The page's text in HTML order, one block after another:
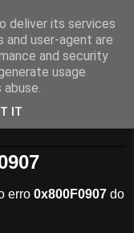
e aplicações que
erro 0x800F0907 do
deliver its services
and user-agent are
and security
usage
IT